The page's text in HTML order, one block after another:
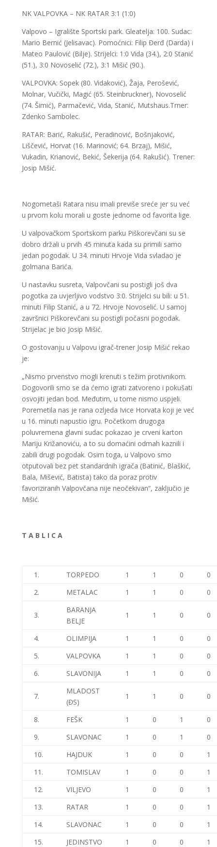
NK VALPOVKA – NK RATAR 3:1 (1:0)
Valpovo – Igralište Sportski park. Gleatelja: 100. Sudac:
Mario Bernić (Jelisavac). Pomoćnici: Filip Đerđ (Darda) i
Mateo Paulović (Bilje). Strijelci: 1:0 Vida (34.), 2:0 Stanić
(51.), 3:0 Novoselić (72.), 3:1 Mišić (90.).
VALPOVKA: Sopek (80. Vidaković), Žaja, Perošević,
Molnar, Vučički, Magić (65. Steinbruckner), Novoselić
(74. Šimić), Parmačević, Vida, Stanić, Mutshaus.Trner:
Zdenko Sambolec.
RATAR: Barić, Rakušić, Peradinović, Bošnjaković,
Liščević, Horvat (16. Marinović; 64. Brzaj), Mišić,
Vukadin, Krianović, Bekić, Šekerija (64. Rakušić). Trener:
Josip Mišić.
Nogometaši Ratara nisu imali previše sreće jer su već
u prvom kolu morali u goste jednome od favorita lige.
U valpovačkom Sportskom parku Piškorevčani su se
dobro držali u prvih 45 minuta kada su primili samo
jedan pogodak. U 34. minuti Hrvoje Vida svladao je
golmana Barića.
U nastavku susreta, Valpovčani su postigli još dva
pogotka za uvjerljivo vodstvo 3:0. Strijelci su bili: u 51.
minuti Filip Stanić, a u 72. Hrvoje Novoselić. U samoj
završnici Piškorevčani su postigli počasni pogodak.
Strijelac je bio Josip Mišić.
O gostovanju u Valpovu igrač-trener Josip Mišić rekao
je:
„Nismo prvenstvo mogli krenuti s težim protivnikom.
Dogovorili smo se da ćemo igrati zatvoreno i pokušati
osvojiti jedan bod. Međutim, u tome nismo uspjeli.
Poremetila nas je rana ozljeda Ivice Horvata koji je već
u 16. minuti napustio igru. Početkom drugoga
poluvremena glavni sudac pokazao je crveni karton
Mariju Križanoviću, a to su domaćini odmah kaznili i
zabili drugi pogodak. Osim toga, u Valpovo smo
otputovali bez pet standardnih igrača (Batinić, Blaškić,
Bala, Mišević, Batista) tako da poraz protiv
favoriziranih Valpovčana nije neočekivan“, zaključio je
Mišić.
T A B L I C A
1. TORPEDO 1 1 0
0
2.
METALAC 1 1 0 0
3.
BARANJA
BELJE
1 1 0 0
4. OLIMPIJA 1 1 0
0
5.
VALPOVKA 1 1 0
0
6.
SLAVONIJA 1 1 0 0
7.
MLADOST
(ĐS)
1 1 0 0
8. FEŠK 1 0 1
0
9.
SLAVONAC 1 0 1
0
10.
HAJDUK 1 0 0
1
11.
TOMISLAV 1 0 0
1
12.
VILJEVO 1 0 0
1
13.
RATAR 1 0 0
1
14.
SLAVONAC 1 0 0
1
15.
JEDINSTVO 1 0 0 1